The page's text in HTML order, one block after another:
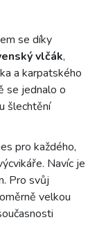
se díky
vlčák,
a karpatského
se jednalo o
šlechtění
pro každého,
Navíc je
Pro svůj
velkou